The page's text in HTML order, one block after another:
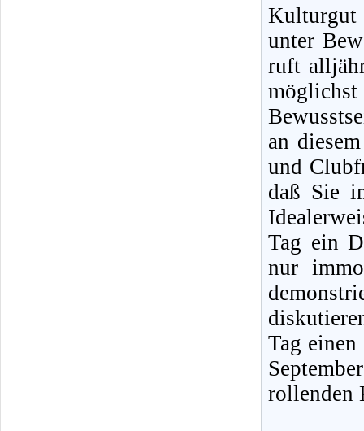
Kulturgut
unter
ruft
an
und
daß Sie
Tag ein
nur
Tag
rollenden